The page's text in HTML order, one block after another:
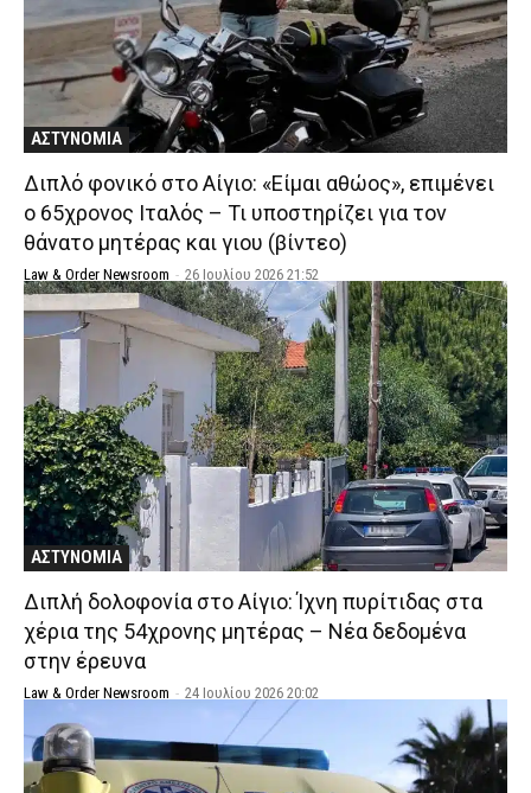
ΑΣΤΥΝΟΜΙΑ
Διπλό φονικό στο Αίγιο: «Είμαι αθώος», επιμένει
ο 65χρονος Ιταλός – Τι υποστηρίζει για τον
θάνατο μητέρας και γιου (βίντεο)
Law & Order Newsroom - 26 Ιουλίου 2026 21:52
ΑΣΤΥΝΟΜΙΑ
Διπλή δολοφονία στο Αίγιο: Ίχνη πυρίτιδας στα
χέρια της 54χρονης μητέρας – Νέα δεδομένα
στην έρευνα
Law & Order Newsroom - 24 Ιουλίου 2026 20:02